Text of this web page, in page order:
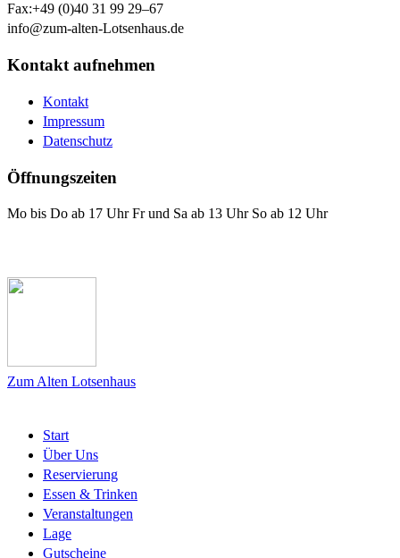
Fax:+49 (0)40 31 99 29–67
info@zum-alten-Lotsenhaus.de
Kontakt aufnehmen
Kontakt
Impressum
Datenschutz
Öffnungszeiten
Mo bis Do ab 17 Uhr Fr und Sa ab 13 Uhr So ab 12 Uhr
Zum Alten Lotsenhaus
Start
Über Uns
Reservierung
Essen & Trinken
Veranstaltungen
Lage
Gutscheine